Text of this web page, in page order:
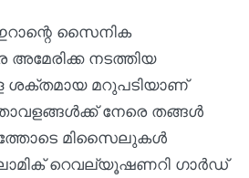
സൈനിക
അമേരിക്ക നടത്തിയ
മറുപടിയാണ്
നേരെ തങ്ങൾ
മിസൈലുകൾ
റെവല്യൂഷണറി ഗാർഡ്